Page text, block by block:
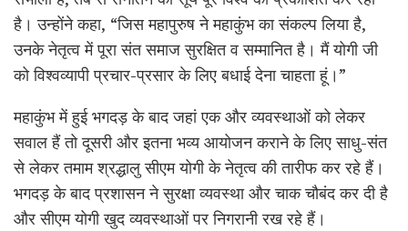
है। उन्होंने कहा, “जिस महापुरुष ने महाकुंभ का संकल्प लिया है,
उनके नेतृत्व में पूरा संत समाज सुरक्षित व सम्मानित है। मैं योगी जी
को विश्वव्यापी प्रचार-प्रसार के लिए बधाई देना चाहता हूं।”
महाकुंभ में हुई भगदड़ के बाद जहां एक और व्यवस्थाओं को लेकर
सवाल हैं तो दूसरी और इतना भव्य आयोजन कराने के लिए साधु-संत
से लेकर तमाम श्रद्धालु सीएम योगी के नेतृत्व की तारीफ कर रहे हैं।
भगदड़ के बाद प्रशासन ने सुरक्षा व्यवस्था और चाक चौबंद कर दी है
और सीएम योगी खुद व्यवस्थाओं पर निगरानी रख रहे हैं।